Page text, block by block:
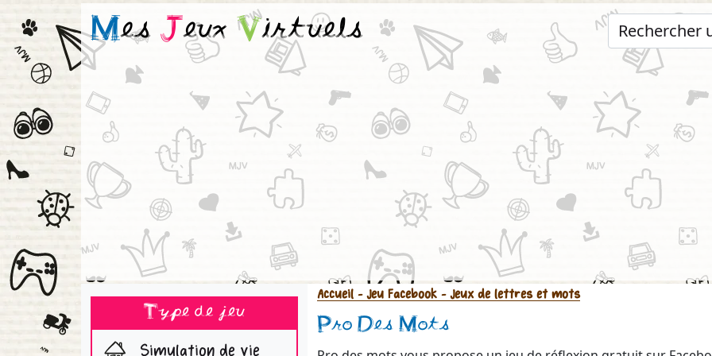
Mes Jeux Virtuels
Type de jeu
Simulation de vie
Accueil - Jeu Facebook - Jeux de lettres et mots
Pro Des Mots